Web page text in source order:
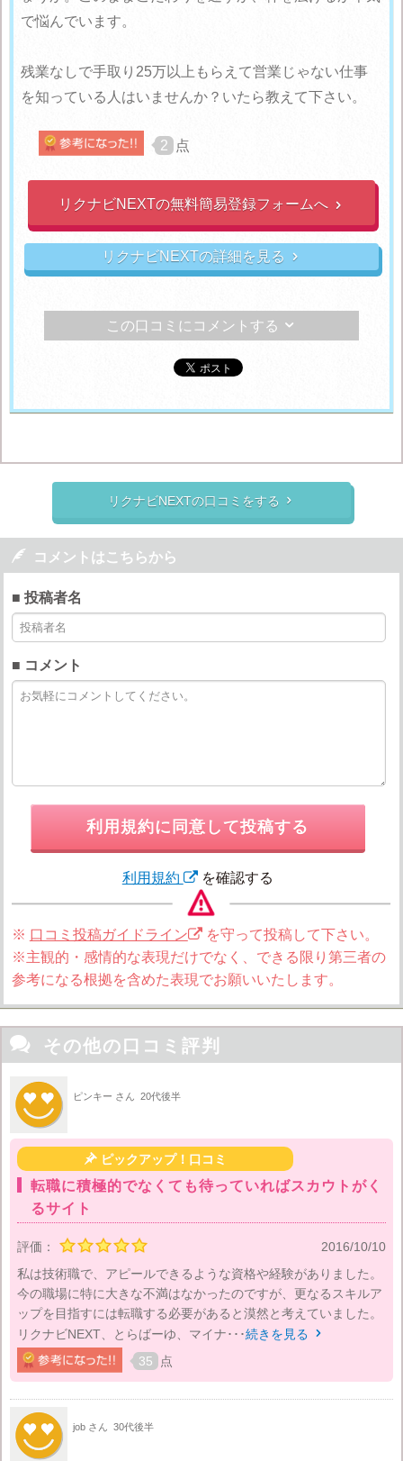
で悩んでいます。
残業なしで手取り25万以上もらえて営業じゃない仕事
を知っている人はいませんか？いたら教えて下さい。
2 点
リクナビNEXTの無料簡易登録フォームへ 
リクナビNEXTの詳細を見る 
この口コミにコメントする 
リクナビNEXTの口コミをする 
 コメントはこちらから
■ 投稿者名
■ コメント
利用規約に同意して投稿する
利用規約 を確認する
※ 口コミ投稿ガイドライン
を守って投稿して下さい。
※主観的・感情的な表現だけでなく、できる限り第三者の
参考になる根拠を含めた表現でお願いいたします。
 その他の口コミ評判
ピンキー さん 20代後半
ピックアップ！口コミ
転職に積極的でなくても待っていればスカウトがく
るサイト
評価：
2016/10/10
私は技術職で、アピールできるような資格や経験がありました。
今の職場に特に大きな不満はなかったのですが、更なるスキルア
ップを目指すには転職する必要があると漠然と考えていました。
リクナビNEXT、とらばーゆ、マイナ･･･続きを見る 
35 点
job さん 30代後半